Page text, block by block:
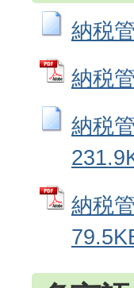
納税
納税
納税
納税